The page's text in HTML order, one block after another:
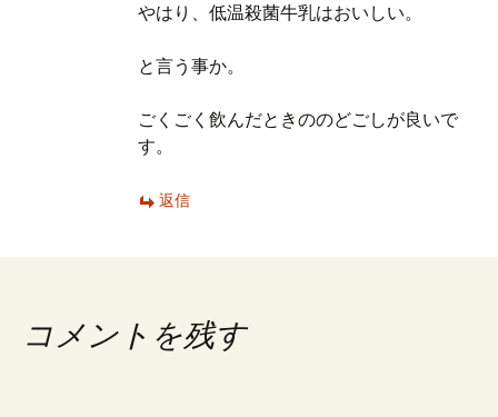
やはり、低温殺菌牛乳はおいしい。
と言う事か。
ごくごく飲んだときののどごしが良いで
す。
返信
コメントを残す